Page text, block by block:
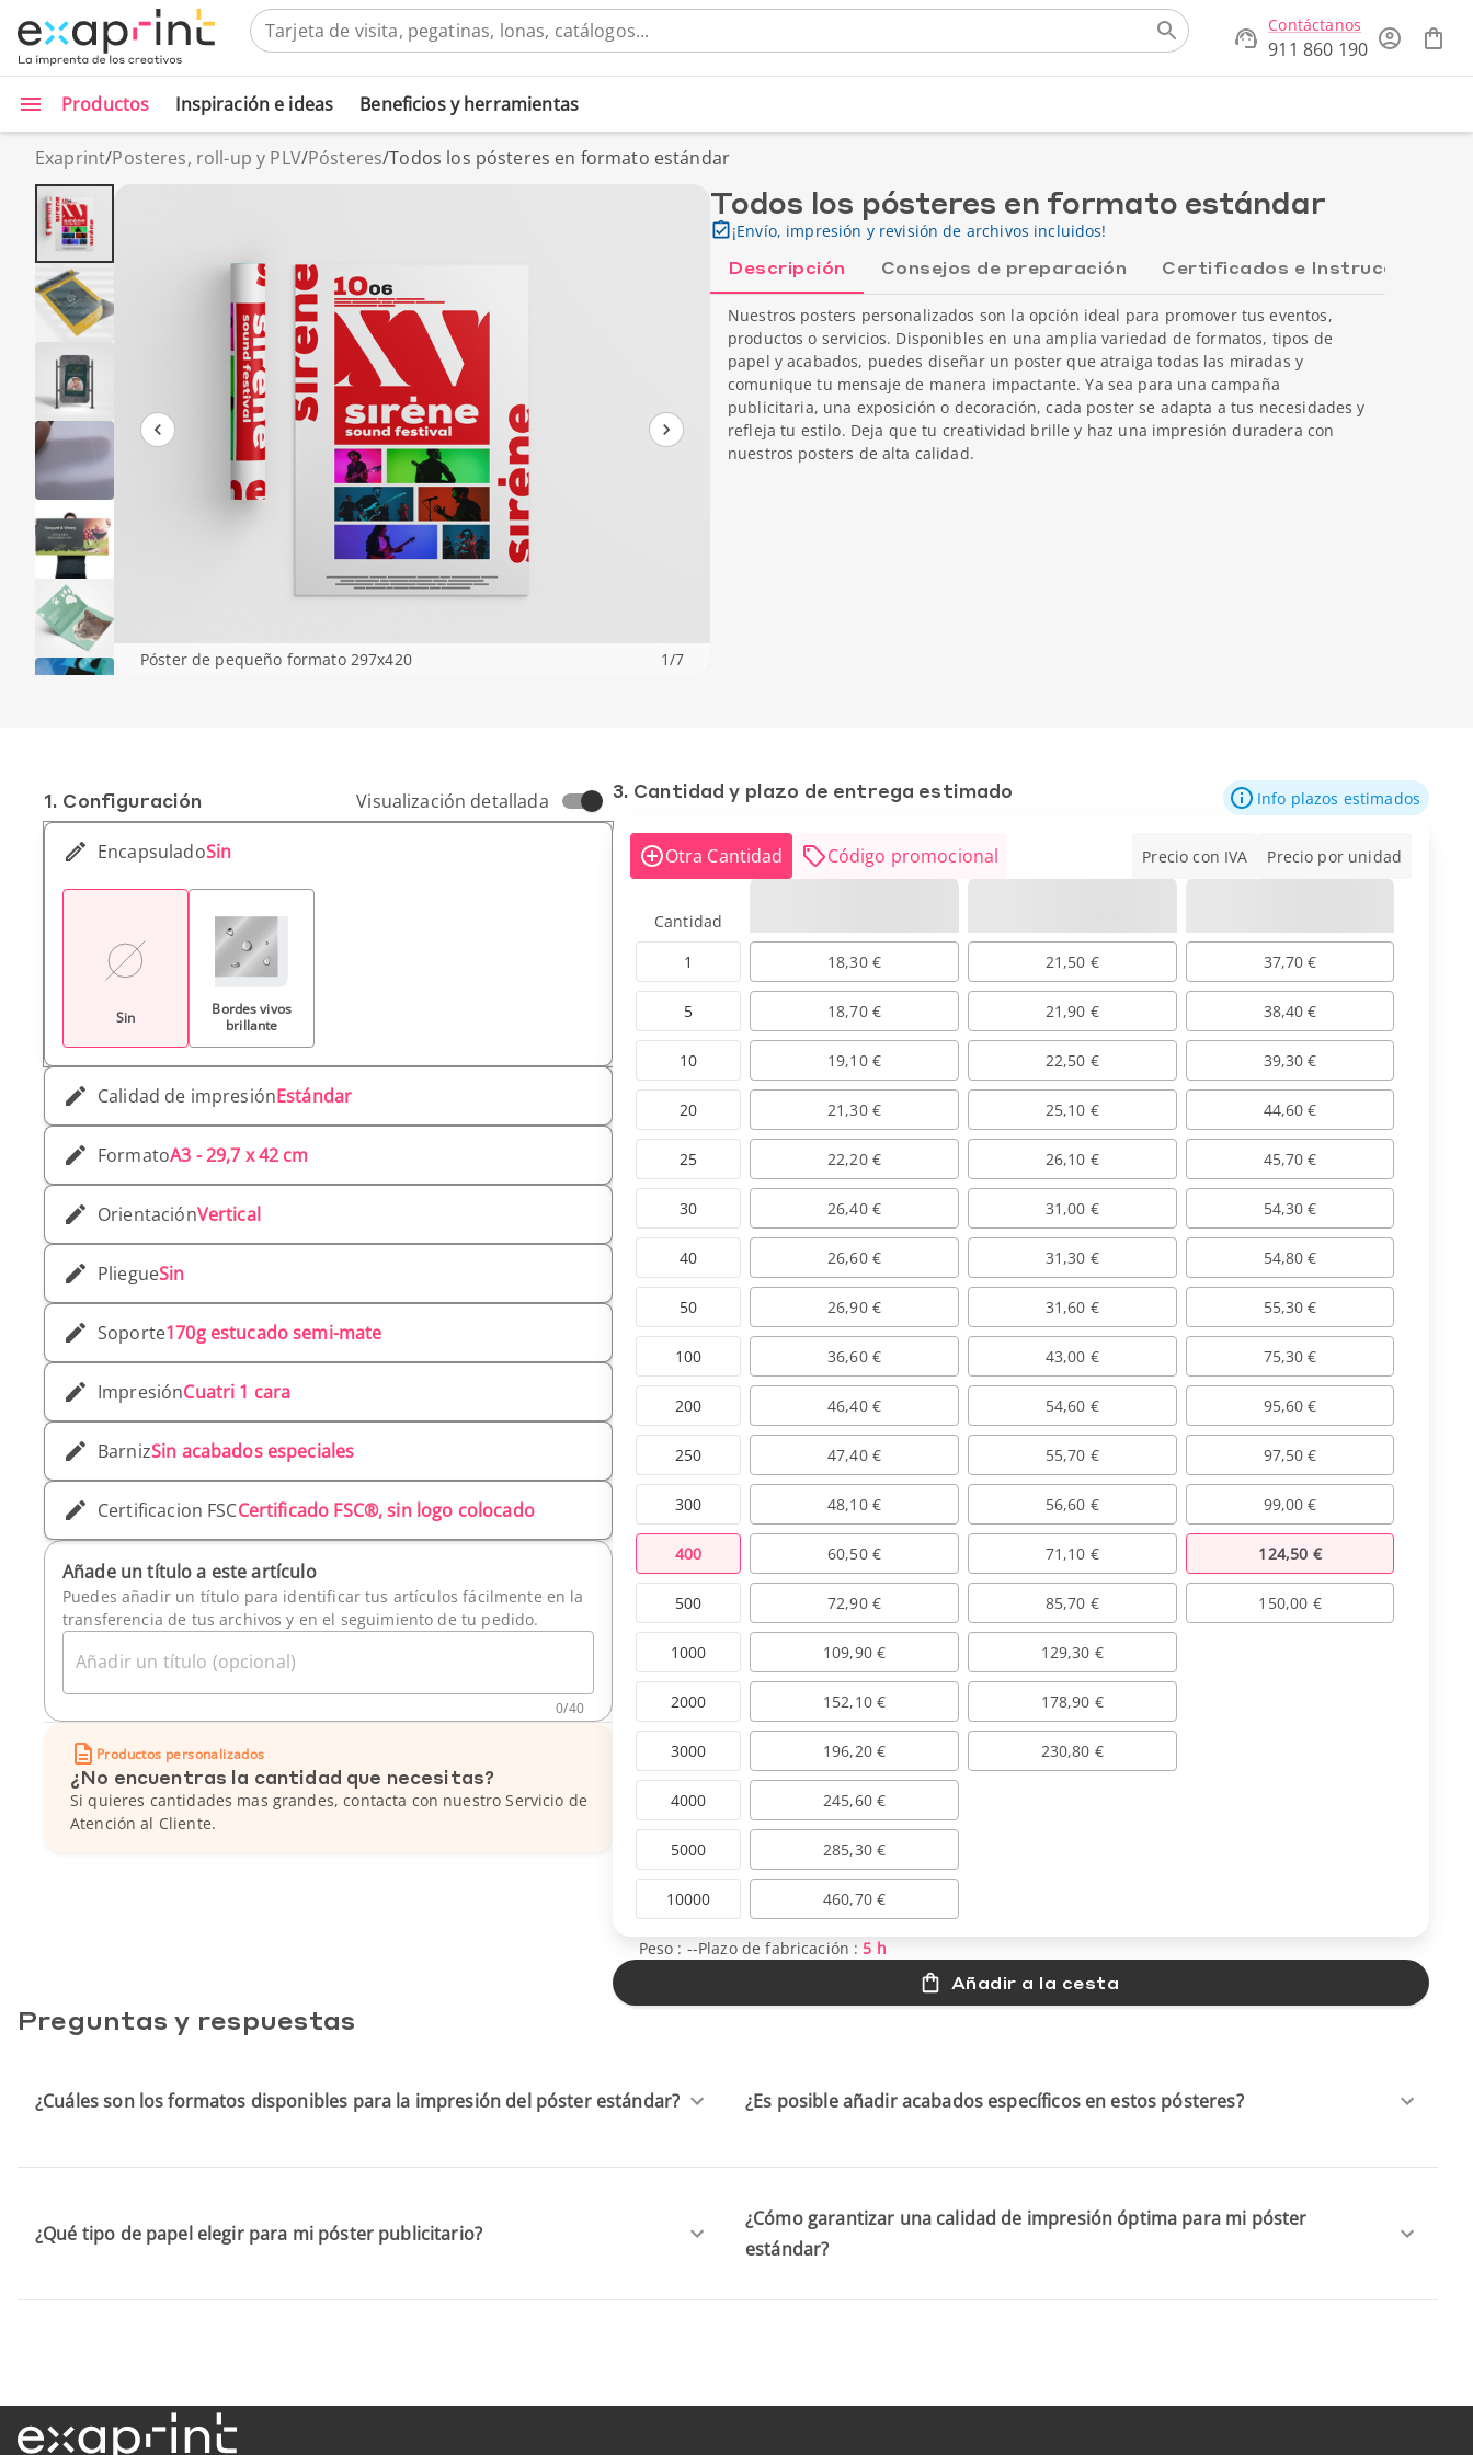
Contáctanos
911 860 190
Productos Inspiración e ideas Beneficios y herramientas
Exaprint/Posteres, roll-up y PLV/Pósteres/Todos los pósteres en formato estándar
Póster de pequeño formato 297x420 1/7
Todos los pósteres en formato estándar
¡Envío, impresión y revisión de archivos incluidos!
Descripción Consejos de preparación Certificados e Instrucciones
Nuestros posters personalizados son la opción ideal para promover tus eventos,
productos o servicios. Disponibles en una amplia variedad de formatos, tipos de
papel y acabados, puedes diseñar un poster que atraiga todas las miradas y
comunique tu mensaje de manera impactante. Ya sea para una campaña
publicitaria, una exposición o decoración, cada poster se adapta a tus necesidades y
refleja tu estilo. Deja que tu creatividad brille y haz una impresión duradera con
nuestros posters de alta calidad.
1. Conf­iguración Visualización detallada
EncapsuladoSin
Sin
Bordes vivos
brillante
Calidad de impresiónEstándar
FormatoA3 - 29,7 x 42 cm
OrientaciónVertical
PliegueSin
Soporte170g estucado semi-mate
ImpresiónCuatri 1 cara
BarnizSin acabados especiales
Certificacion FSCCertificado FSC®, sin logo colocado
Añade un título a este artículo
Puedes añadir un título para identificar tus artículos fácilmente en la
transferencia de tus archivos y en el seguimiento de tu pedido.
Añadir un título (opcional)
0/40
Productos personalizados
¿No encuentras la cantidad que necesitas?
Si quieres cantidades mas grandes, contacta con nuestro Servicio de
Atención al Cliente.
3. Cantidad y plazo de entrega estimado Info plazos estimados
Otra Cantidad Código promocional Precio con IVA Precio por unidad
Cantidad
1
5
10
20
25
30
40
50
100
200
250
300
400
500
1000
2000
3000
4000
5000
10000
18,30 € 21,50 € 37,70 €
18,70 € 21,90 € 38,40 €
19,10 € 22,50 € 39,30 €
21,30 € 25,10 € 44,60 €
22,20 € 26,10 € 45,70 €
26,40 € 31,00 € 54,30 €
26,60 € 31,30 € 54,80 €
26,90 € 31,60 € 55,30 €
36,60 € 43,00 € 75,30 €
46,40 € 54,60 € 95,60 €
47,40 € 55,70 € 97,50 €
48,10 € 56,60 € 99,00 €
60,50 € 71,10 € 124,50 €
72,90 € 85,70 € 150,00 €
109,90 € 129,30 €
152,10 € 178,90 €
196,20 € 230,80 €
245,60 €
285,30 €
460,70 €
Peso : --Plazo de fabricación : 5 h
Añadir a la cesta
Preguntas y respuestas
¿Cuáles son los formatos disponibles para la impresión del póster estándar?
¿Qué tipo de papel elegir para mi póster publicitario?
¿Es posible añadir acabados específicos en estos pósteres?
¿Cómo garantizar una calidad de impresión óptima para mi póster
estándar?